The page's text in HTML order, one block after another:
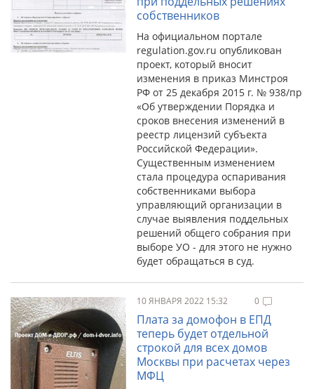
собственников
На официальном портале
regulation.gov.ru опубликован
проект, который вносит
изменения в приказ Минстроя
РФ от 25 декабря 2015 г. № 938/пр
«Об утверждении Порядка и
сроков внесения изменений в
реестр лицензий субъекта
Российской Федерации».
Существенным изменением
стала процедура оспаривания
собственниками выбора
управляющий организации в
случае выявления поддельных
решений общего собрания при
выборе УО - для этого не нужно
будет обращаться в суд.
10 ЯНВАРЯ 2022 15:32 0
Плата за домофон в ЕПД
теперь будет отдельной
строкой для всех домов
Москвы при расчетах через
МФЦ